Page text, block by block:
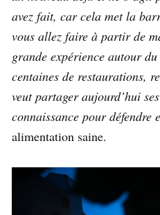
avez fait, car cela met la
vous allez faire à partir de
grande expérience autour
centaines de restaurations,
veut partager aujourd’hui
connaissance pour défendre
alimentation saine.